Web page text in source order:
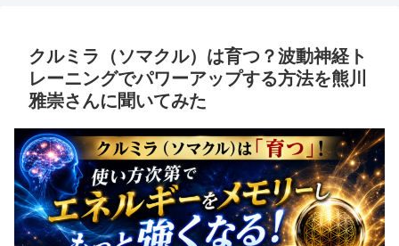
クルミラ（ソマクル）は育つ？波動神経ト
レーニングでパワーアップする方法を熊川
雅崇さんに聞いてみた